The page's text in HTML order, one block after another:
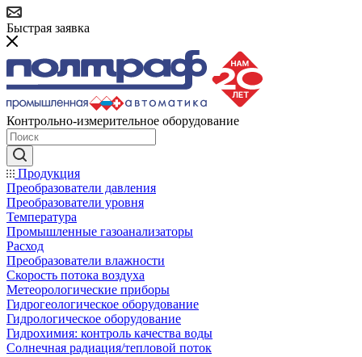
Быстрая заявка
Контрольно-измерительное оборудование
Продукция
Преобразователи давления
Преобразователи уровня
Температура
Промышленные газоанализаторы
Расход
Преобразователи влажности
Скорость потока воздуха
Метеорологические приборы
Гидрогеологическое оборудование
Гидрологическое оборудование
Гидрохимия: контроль качества воды
Солнечная радиация/тепловой поток